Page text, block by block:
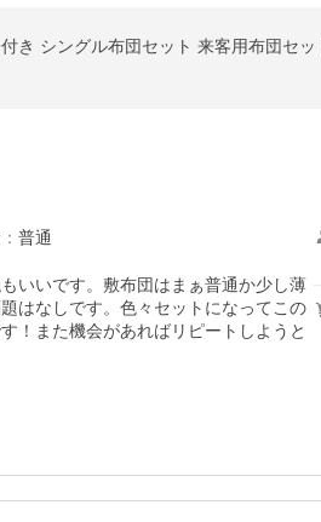
き シングル布団セット 来客用布団セ
： 普通
いいです。敷布団はまぁ普通か少し薄
はなしです。色々セットになってこの
！また機会があればリピートしようと